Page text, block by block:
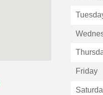
Friday